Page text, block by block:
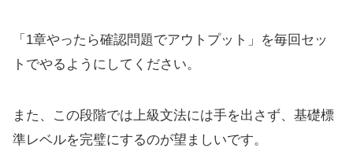
「1章やったら確認問題でアウトプット」を毎回セッ
トでやるようにしてください。
また、この段階では上級文法には手を出さず、基礎標
準レベルを完璧にするのが望ましいです。